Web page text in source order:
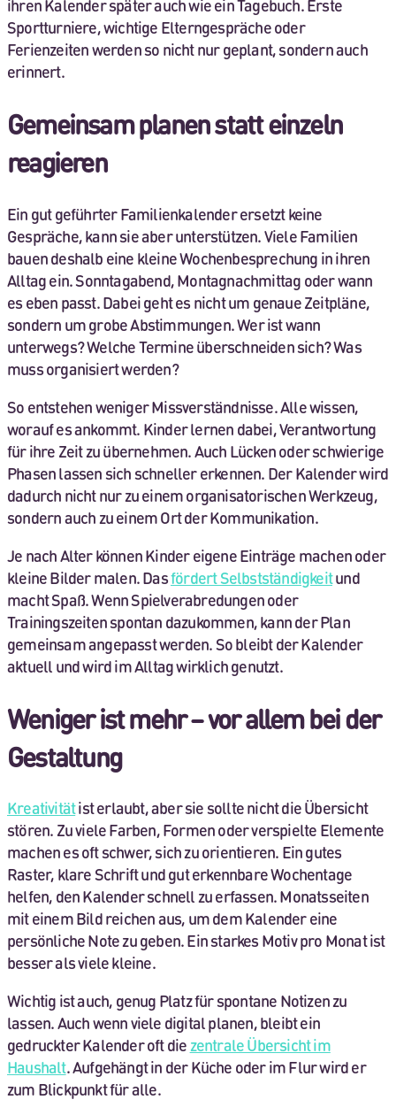
ihren Kalender später auch wie ein Tagebuch. Erste
Sportturniere, wichtige Elterngespräche oder
Ferienzeiten werden so nicht nur geplant, sondern auch
erinnert.
Gemeinsam planen statt einzeln
reagieren
Ein gut geführter Familienkalender ersetzt keine
Gespräche, kann sie aber unterstützen. Viele Familien
bauen deshalb eine kleine Wochenbesprechung in ihren
Alltag ein. Sonntagabend, Montagnachmittag oder wann
es eben passt. Dabei geht es nicht um genaue Zeitpläne,
sondern um grobe Abstimmungen. Wer ist wann
unterwegs? Welche Termine überschneiden sich? Was
muss organisiert werden?
So entstehen weniger Missverständnisse. Alle wissen,
worauf es ankommt. Kinder lernen dabei, Verantwortung
für ihre Zeit zu übernehmen. Auch Lücken oder schwierige
Phasen lassen sich schneller erkennen. Der Kalender wird
dadurch nicht nur zu einem organisatorischen Werkzeug,
sondern auch zu einem Ort der Kommunikation.
Je nach Alter können Kinder eigene Einträge machen oder
kleine Bilder malen. Dasfördert Selbstständigkeitund
macht Spaß. Wenn Spielverabredungen oder
Trainingszeiten spontan dazukommen, kann der Plan
gemeinsam angepasst werden. So bleibt der Kalender
aktuell und wird im Alltag wirklich genutzt.
Weniger ist mehr – vor allem bei der
Gestaltung
Kreativitätist erlaubt, aber sie sollte nicht die Übersicht
stören. Zu viele Farben, Formen oder verspielte Elemente
machen es oft schwer, sich zu orientieren. Ein gutes
Raster, klare Schrift und gut erkennbare Wochentage
helfen, den Kalender schnell zu erfassen. Monatsseiten
mit einem Bild reichen aus, um dem Kalender eine
persönliche Note zu geben. Ein starkes Motiv pro Monat ist
besser als viele kleine.
Wichtig ist auch, genug Platz für spontane Notizen zu
lassen. Auch wenn viele digital planen, bleibt ein
gedruckter Kalender oft diezentrale Übersicht im
Haushalt. Aufgehängt in der Küche oder im Flur wird er
zum Blickpunkt für alle.